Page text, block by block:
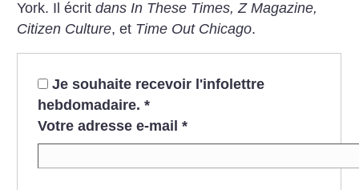
York. Il écritdans In These Times, Z Magazine,
Citizen Culture, et Time Out Chicago.
Je souhaite recevoir l'infolettre
hebdomadaire. *
Votre adresse e-mail *